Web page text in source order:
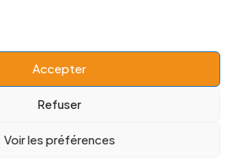
Accepter
Refuser
Voir les préférences